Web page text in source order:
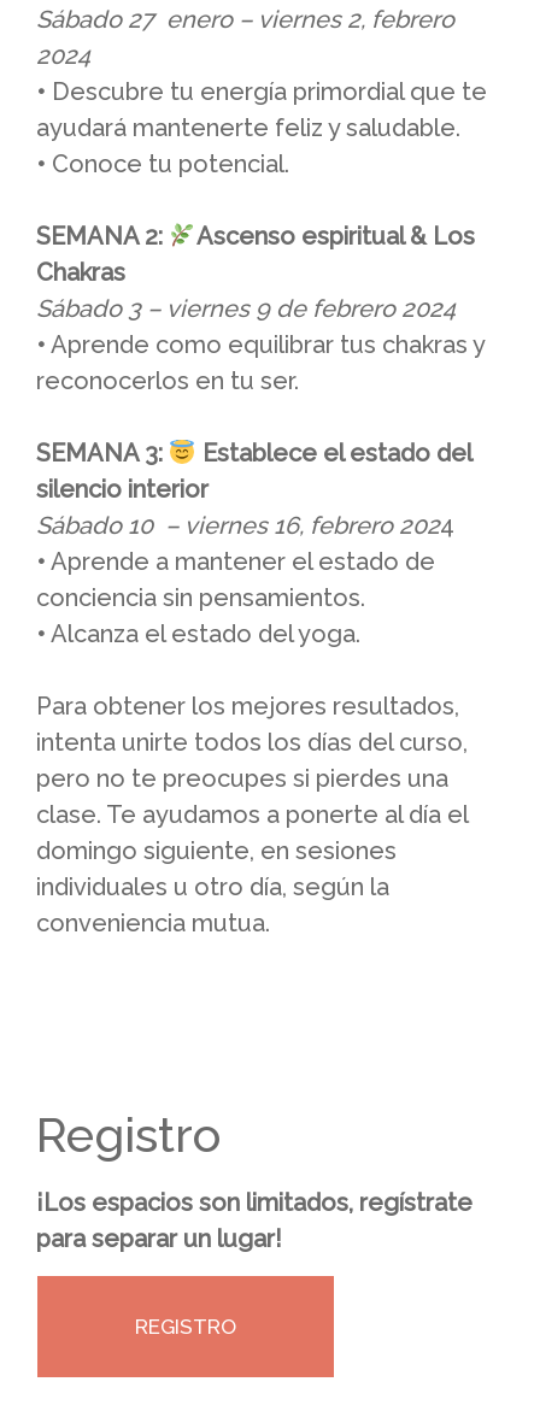
Sábado 27 enero – viernes 2, febrero
2024
• Descubre tu energía primordial que te
ayudará mantenerte feliz y saludable.
• Conoce tu potencial.
SEMANA 2:
Ascenso espiritual & Los
Chakras
Sábado 3 – viernes 9 de febrero 2024
• Aprende como equilibrar tus chakras y
reconocerlos en tu ser.
SEMANA 3:
Establece el estado del
silencio interior
Sábado 10 – viernes 16, febrero 2024
• Aprende a mantener el estado de
conciencia sin pensamientos.
• Alcanza el estado del yoga.
Para obtener los mejores resultados,
intenta unirte todos los días del curso,
pero no te preocupes si pierdes una
clase. Te ayudamos a ponerte al día el
domingo siguiente, en sesiones
individuales u otro día, según la
conveniencia mutua.
Registro
¡Los espacios son limitados, regístrate
para separar un lugar!
REGISTRO